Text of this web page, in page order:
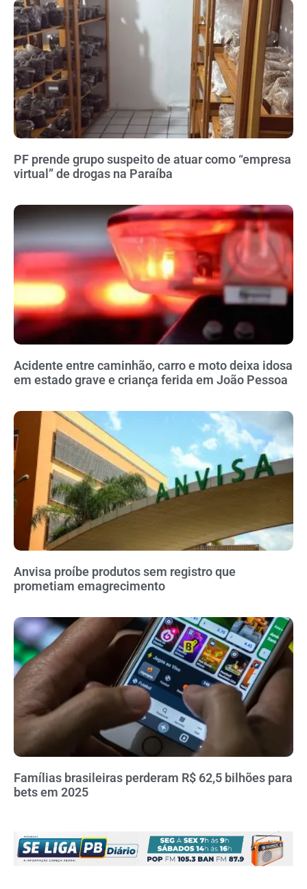
PF prende grupo suspeito de atuar como “empresa
virtual” de drogas na Paraíba
Acidente entre caminhão, carro e moto deixa idosa
em estado grave e criança ferida em João Pessoa
Anvisa proíbe produtos sem registro que
prometiam emagrecimento
Famílias brasileiras perderam R$ 62,5 bilhões para
bets em 2025